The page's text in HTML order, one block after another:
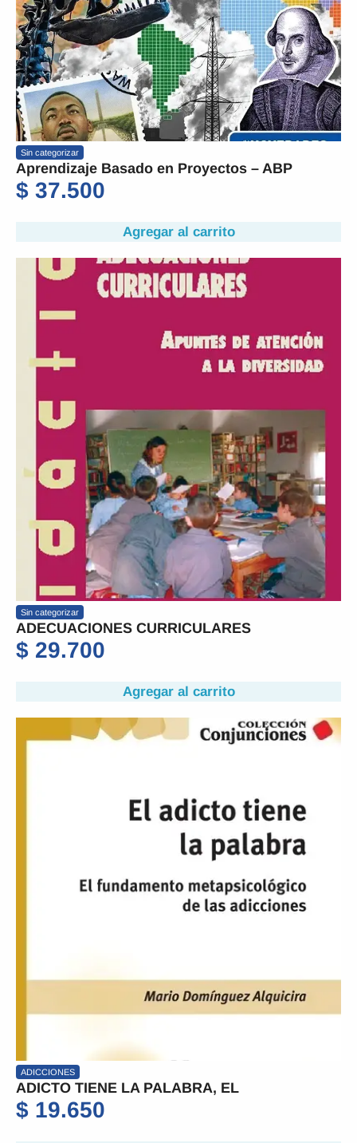
Sin categorizar
Aprendizaje Basado en Proyectos – ABP
$ 37.500
Agregar al carrito
Sin categorizar
ADECUACIONES CURRICULARES
$ 29.700
Agregar al carrito
ADICCIONES
ADICTO TIENE LA PALABRA, EL
$ 19.650